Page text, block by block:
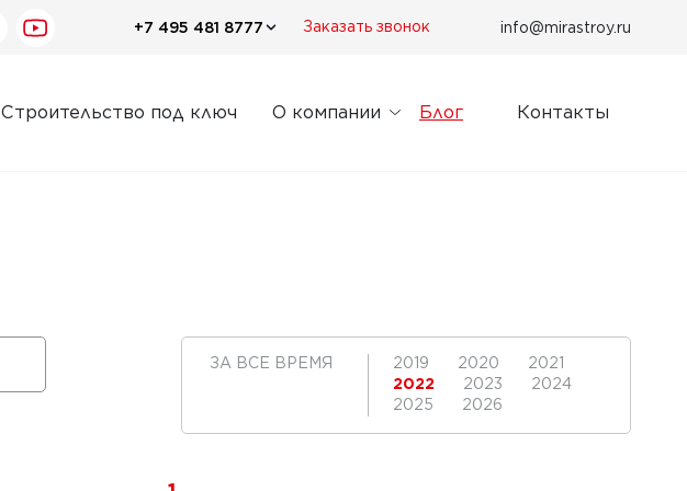
+7 495 481 8777 Заказать звонок info@mirastroy.ru
Строительство под ключ О компании Блог Контакты
ЗА ВСЕ ВРЕМЯ 2019 2020
2021
2022
2023
2024
2025
2026